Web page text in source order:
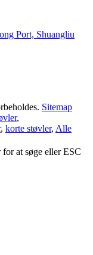
Port, Shuangliu
Sitemap
,
, korte støvler, Alle
at søge eller ESC